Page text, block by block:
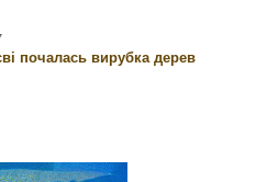
почалась вирубка дерев